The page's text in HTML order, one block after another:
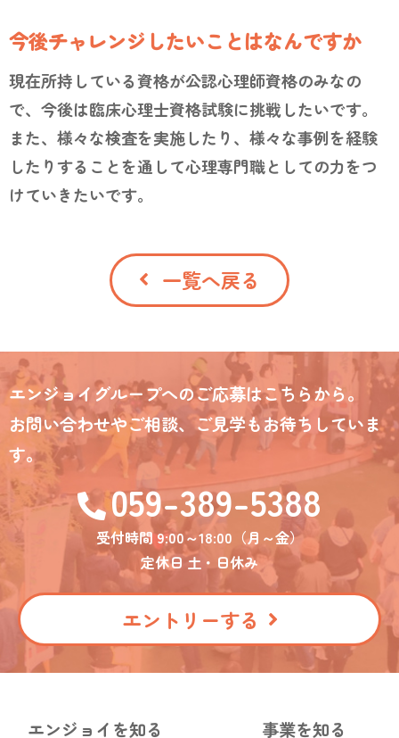
今後チャレンジしたいことはなんですか
現在所持している資格が公認心理師資格のみなの
で、今後は臨床心理士資格試験に挑戦したいです。
また、様々な検査を実施したり、様々な事例を経験
したりすることを通して心理専門職としての力をつ
けていきたいです。
一覧へ戻る
エンジョイグループへのご応募はこちらから。
お問い合わせやご相談、ご見学もお待ちしていま
す。
059-389-5388
受付時間 9:00～18:00（月～金）
定休日 土・日休み
エントリーする
エンジョイを知る 事業を知る